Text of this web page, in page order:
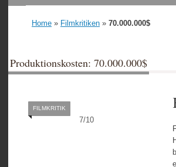
Home » Filmkritiken » 70.000.000$
Produktionskosten: 70.000.000$
7/10
FILMKRITIK